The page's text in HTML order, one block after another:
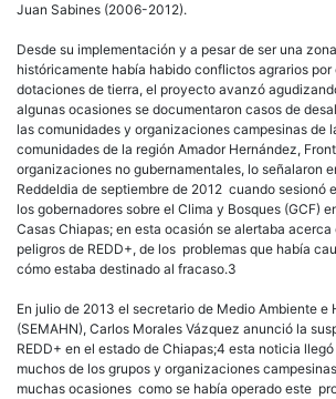
Juan Sabines (2006-2012).
Desde su implementación y a pesar de ser una
históricamente había habido conflictos agrarios
dotaciones de tierra, el proyecto avanzó
algunas ocasiones se documentaron casos de
las comunidades y organizaciones campesinas de
comunidades de la región Amador Hernández,
organizaciones no gubernamentales, lo señalaron
Reddeldia de septiembre de 2012 cuando sesionó
los gobernadores sobre el Clima y Bosques (GCF)
Casas Chiapas; en esta ocasión se alertaba acerca
peligros de REDD+, de los problemas que había
cómo estaba destinado al fracaso.3
En julio de 2013 el secretario de Medio Ambiente e
(SEMAHN), Carlos Morales Vázquez anunció la
REDD+ en el estado de Chiapas;4 esta noticia
muchos de los grupos y organizaciones
muchas ocasiones como se había operado este